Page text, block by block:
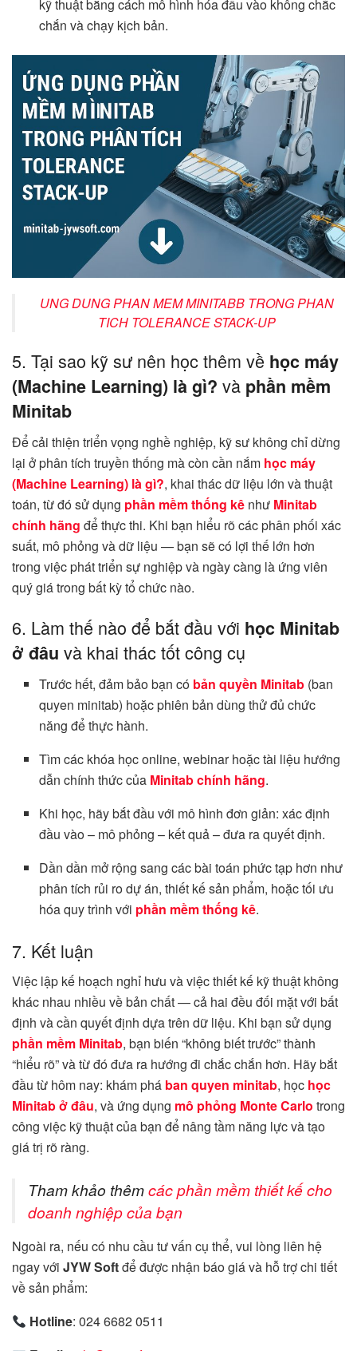
kỹ thuật bằng cách mô hình hóa đầu vào không chắc
chắn và chạy kịch bản.
UNG DUNG PHAN MEM MINITABB TRONG PHAN
TICH TOLERANCE STACK-UP
5. Tại sao kỹ sư nên học thêm về học máy
(Machine Learning) là gì? và phần mềm
Minitab
Để cải thiện triển vọng nghề nghiệp, kỹ sư không chỉ dừng
lại ở phân tích truyền thống mà còn cần nắm học máy
(Machine Learning) là gì?, khai thác dữ liệu lớn và thuật
toán, từ đó sử dụng phần mềm thống kê như Minitab
chính hãng để thực thi. Khi bạn hiểu rõ các phân phối xác
suất, mô phỏng và dữ liệu — bạn sẽ có lợi thế lớn hơn
trong việc phát triển sự nghiệp và ngày càng là ứng viên
quý giá trong bất kỳ tổ chức nào.
6. Làm thế nào để bắt đầu với học Minitab
ở đâu và khai thác tốt công cụ
Trước hết, đảm bảo bạn có bản quyền Minitab (ban
quyen minitab) hoặc phiên bản dùng thử đủ chức
năng để thực hành.
Tìm các khóa học online, webinar hoặc tài liệu hướng
dẫn chính thức của Minitab chính hãng.
Khi học, hãy bắt đầu với mô hình đơn giản: xác định
đầu vào – mô phỏng – kết quả – đưa ra quyết định.
Dần dần mở rộng sang các bài toán phức tạp hơn như
phân tích rủi ro dự án, thiết kế sản phẩm, hoặc tối ưu
hóa quy trình với phần mềm thống kê.
7. Kết luận
Việc lập kế hoạch nghỉ hưu và việc thiết kế kỹ thuật không
khác nhau nhiều về bản chất — cả hai đều đối mặt với bất
định và cần quyết định dựa trên dữ liệu. Khi bạn sử dụng
phần mềm Minitab, bạn biến “không biết trước” thành
“hiểu rõ” và từ đó đưa ra hướng đi chắc chắn hơn. Hãy bắt
đầu từ hôm nay: khám phá ban quyen minitab, học học
Minitab ở đâu, và ứng dụng mô phỏng Monte Carlo trong
công việc kỹ thuật của bạn để nâng tầm năng lực và tạo
giá trị rõ ràng.
Tham khảo thêmcác phần mềm thiết kế cho
doanh nghiệp của bạn
Ngoài ra, nếu có nhu cầu tư vấn cụ thể, vui lòng liên hệ
ngay với JYW Softđể được nhận báo giá và hỗ trợ chi tiết
về sản phẩm:
Hotline: 024 6682 0511